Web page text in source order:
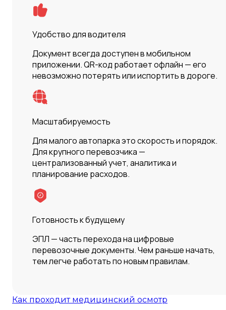
Удобство для водителя
Документ всегда доступен в мобильном
приложении. QR-код работает офлайн — его
невозможно потерять или испортить в дороге.
Масштабируемость
Для малого автопарка это скорость и порядок.
Для крупного перевозчика —
централизованный учет, аналитика и
планирование расходов.
Готовность к будущему
ЭПЛ — часть перехода на цифровые
перевозочные документы. Чем раньше начать,
тем легче работать по новым правилам.
Как проходит медицинский осмотр